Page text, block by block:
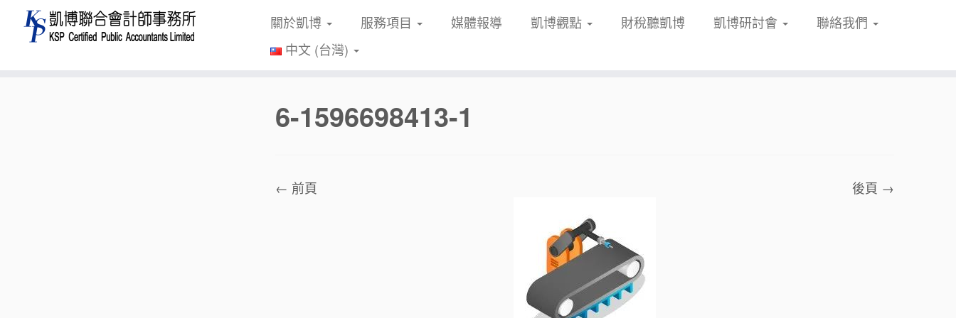
關於凱博 服務項目 媒體報導 凱博觀點 財稅聽凱博 凱博研討會
聯絡我們
中文 (台灣)
6-1596698413-1
← 前頁 後頁 →